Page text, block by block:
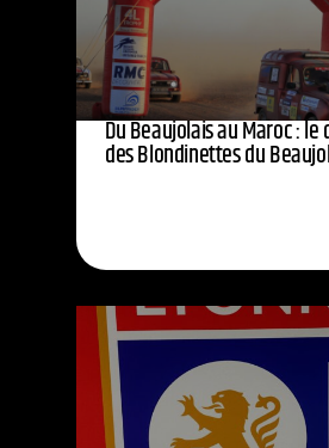
Du Beaujolais au Maroc :
des Blondinettes du